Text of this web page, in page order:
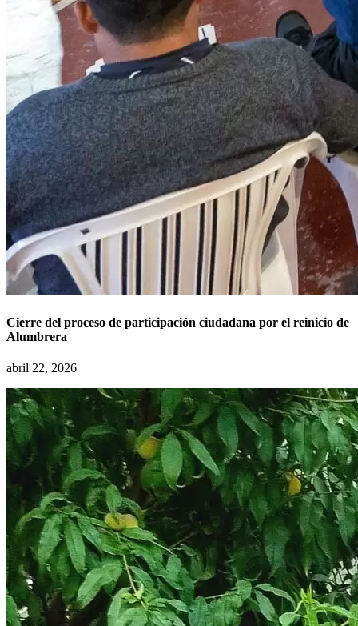
Cierre del proceso de participación ciudadana por el reinicio de
Alumbrera
abril 22, 2026